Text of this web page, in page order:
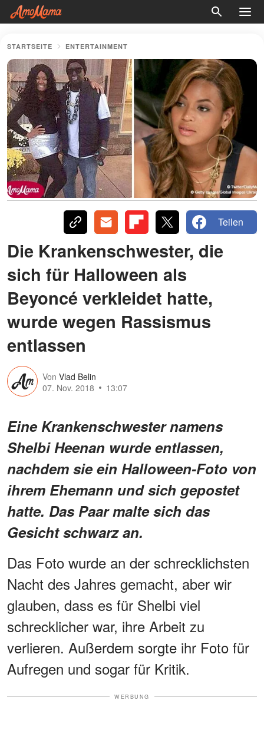
STARTSEITE ENTERTAINMENT
Teilen
Die Krankenschwester, die
sich für Halloween als
Beyoncé verkleidet hatte,
wurde wegen Rassismus
entlassen
Von Vlad Belin
07. Nov. 2018
13:07
Eine Krankenschwester namens
Shelbi Heenan wurde entlassen,
nachdem sie ein Halloween-Foto von
ihrem Ehemann und sich gepostet
hatte. Das Paar malte sich das
Gesicht schwarz an.
Das Foto wurde an der schrecklichsten
Nacht des Jahres gemacht, aber wir
glauben, dass es für Shelbi viel
schrecklicher war, ihre Arbeit zu
verlieren. Außerdem sorgte ihr Foto für
Aufregen und sogar für Kritik.
WERBUNG